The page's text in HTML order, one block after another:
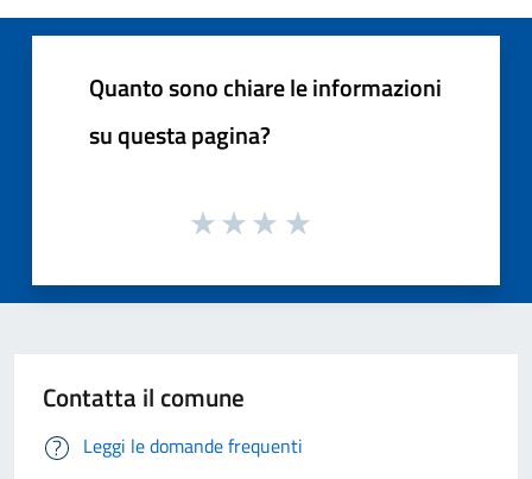
Quanto sono chiare le informazioni
su questa pagina?
Contatta il comune
Leggi le domande frequenti